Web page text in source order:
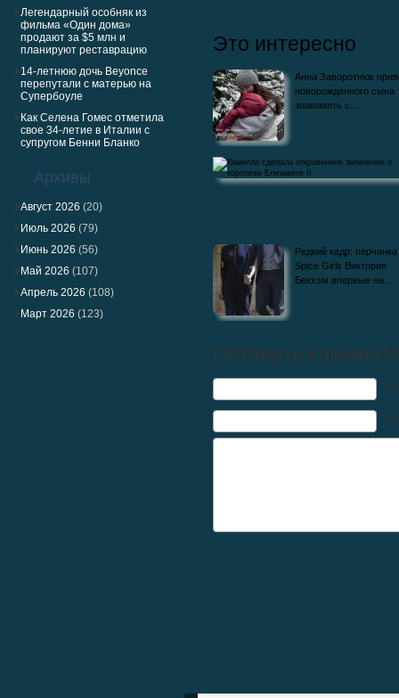
Легендарный особняк из
фильма «Один дома»
продают за $5 млн и
планируют реставрацию
14-летнюю дочь Beyoncе
перепутали с матерью на
Супербоуле
Как Селена Гомес отметила
свое 34-летие в Италии с
супругом Бенни Бланко
Архивы
Август 2026 (20)
Июль 2026 (79)
Июнь 2026 (56)
Май 2026 (107)
Апрель 2026 (108)
Март 2026 (123)
Это интересно
Анна Заворотнюк
новорожденного сына
знакомить с…
Камилла сделала откровенное
королеве Елизавете II
Редкий кадр: перчинка
Spice Girls Виктория
Бекхэм впервые на…
Оставить